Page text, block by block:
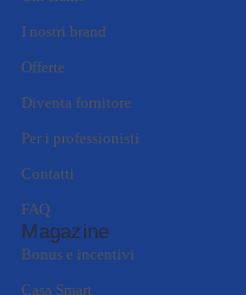
I nostri brand
Offerte
Diventa fornitore
Per i professionisti
Contatti
FAQ
Magazine
Bonus e incentivi
Casa Smart